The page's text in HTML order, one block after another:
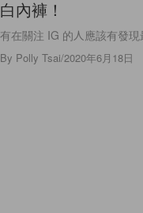
白內褲！
有在關注 IG 的人應該有發現
By Polly Tsai/2020年6月18日